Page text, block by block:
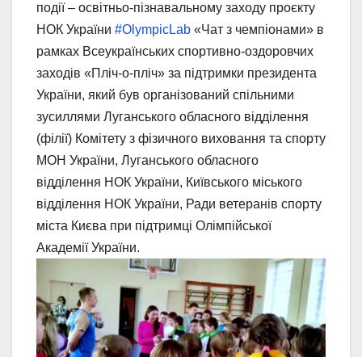
події – освітньо-пізнавальному заходу проєкту
НОК України #OlympicLab «Чат з чемпіонами» в
рамках Всеукраїнських спортивно-оздоровчих
заходів «Пліч-о-пліч» за підтримки президента
України, який був організований спільними
зусиллями Луганського обласного відділення
(філії) Комітету з фізичного виховання та спорту
МОН України, Луганського обласного
відділення НОК України, Київського міського
відділення НОК України, Ради ветеранів спорту
міста Києва при підтримці Олімпійської
Академії України.